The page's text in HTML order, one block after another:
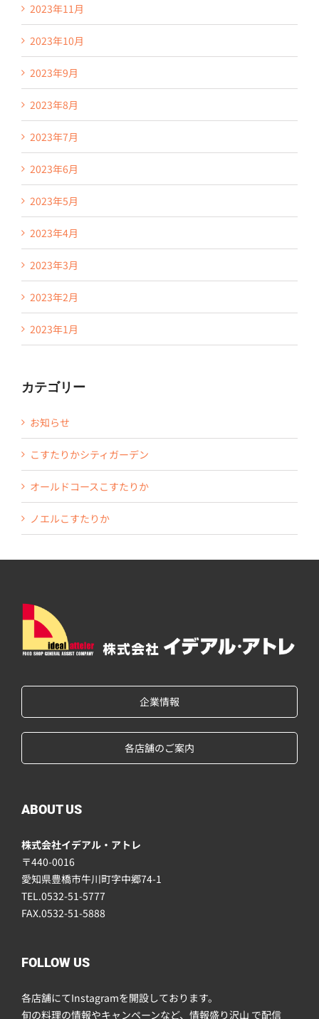
2023年11月
2023年10月
2023年9月
2023年8月
2023年7月
2023年6月
2023年5月
2023年4月
2023年3月
2023年2月
2023年1月
カテゴリー
お知らせ
こすたりかシティガーデン
オールドコースこすたりか
ノエルこすたりか
企業情報
各店舗のご案内
ABOUT US
株式会社イデアル・アトレ
〒440-0016
愛知県豊橋市牛川町字中郷74-1
TEL.0532-51-5777
FAX.0532-51-5888
FOLLOW US
各店舗にてInstagramを開設しております。
旬の料理の情報やキャンペーンなど、情報盛り沢山 で配信